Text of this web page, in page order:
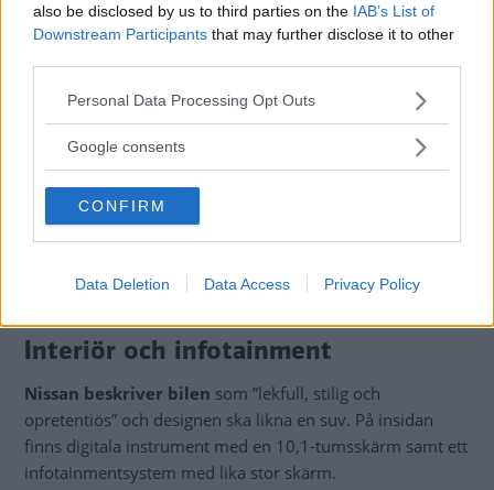
also be disclosed by us to third parties on the IAB’s List of
Downstream Participants that may further disclose it to other
Please note that this website/app uses one or more Google
not limited to your visit or usage behaviour. You may click to
use your data for below specified purposes in below Google
consent section.
Personal Data Processing Opt Outs
Google consents
CONFIRM
Data Deletion Data Access Privacy Policy
Precis som i Renault 5 bygger infotainmentsystemet på Google-teknik.
Interiör och infotainment
Nissan beskriver bilen som ”lekfull, stilig och
opretentiös” och designen ska likna en suv. På insidan
finns digitala instrument med en 10,1-tumsskärm samt ett
infotainmentsystem med lika stor skärm.